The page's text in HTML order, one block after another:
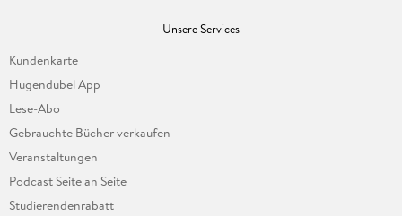
Unsere Services
Kundenkarte
Hugendubel App
Lese-Abo
Gebrauchte Bücher verkaufen
Veranstaltungen
Podcast Seite an Seite
Studierendenrabatt